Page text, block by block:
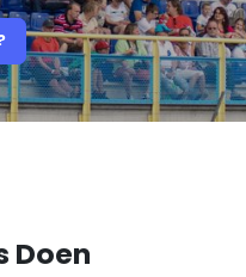
Doen